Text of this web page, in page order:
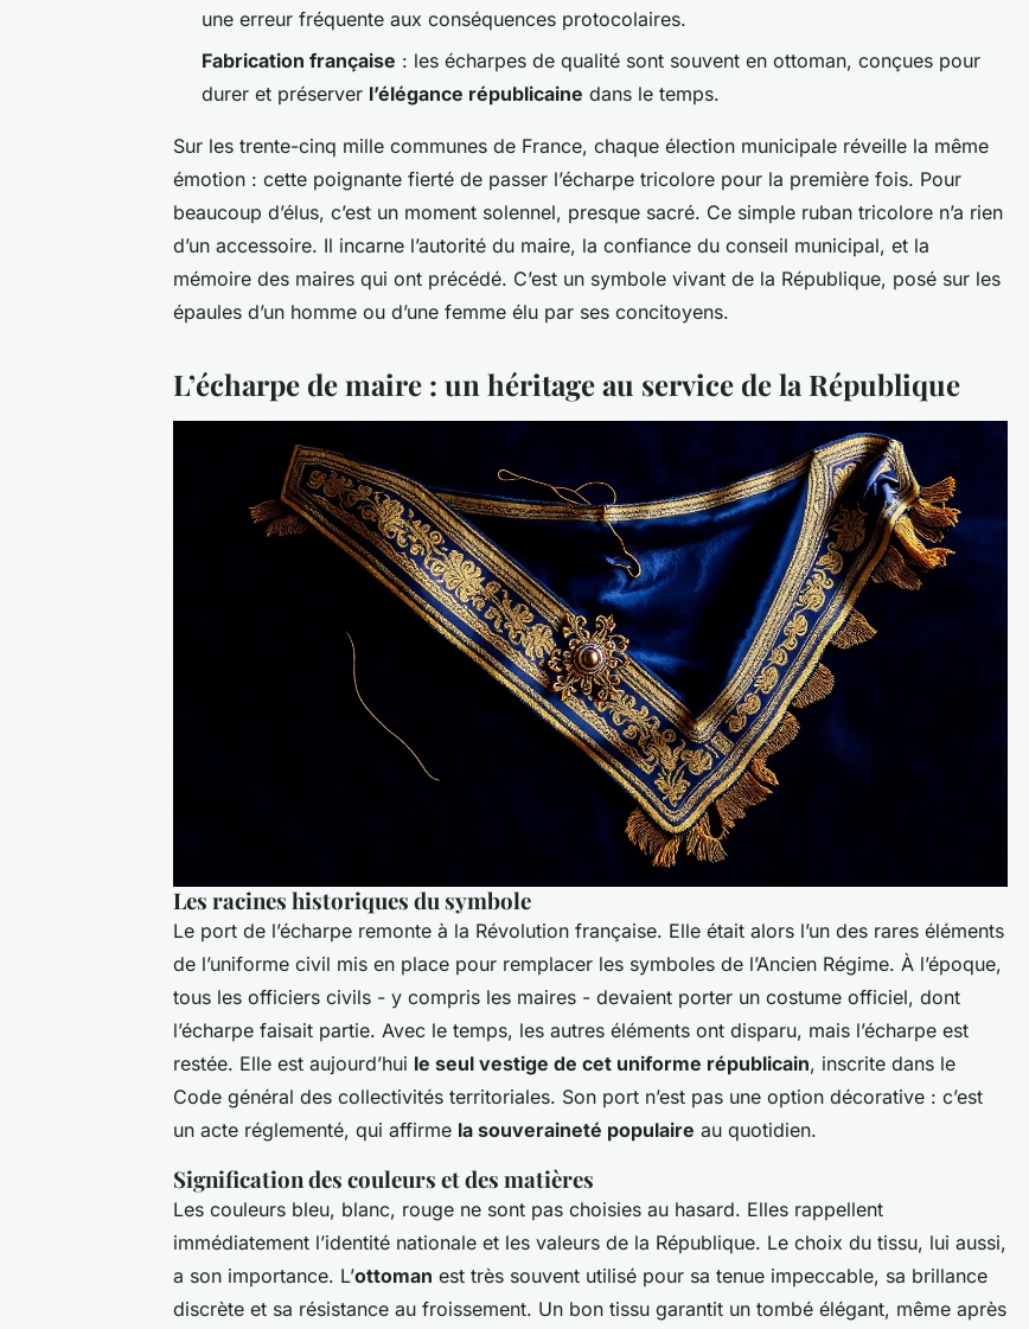
une erreur fréquente aux conséquences protocolaires.
Fabrication française : les écharpes de qualité sont souvent en ottoman, conçues pour
durer et préserver l’élégance républicaine dans le temps.
Sur les trente-cinq mille communes de France, chaque élection municipale réveille la même
émotion : cette poignante fierté de passer l’écharpe tricolore pour la première fois. Pour
beaucoup d’élus, c’est un moment solennel, presque sacré. Ce simple ruban tricolore n’a rien
d’un accessoire. Il incarne l’autorité du maire, la confiance du conseil municipal, et la
mémoire des maires qui ont précédé. C’est un symbole vivant de la République, posé sur les
épaules d’un homme ou d’une femme élu par ses concitoyens.
L’écharpe de maire : un héritage au service de la République
Les racines historiques du symbole
Le port de l’écharpe remonte à la Révolution française. Elle était alors l’un des rares éléments
de l’uniforme civil mis en place pour remplacer les symboles de l’Ancien Régime. À l’époque,
tous les officiers civils - y compris les maires - devaient porter un costume officiel, dont
l’écharpe faisait partie. Avec le temps, les autres éléments ont disparu, mais l’écharpe est
restée. Elle est aujourd’hui le seul vestige de cet uniforme républicain, inscrite dans le
Code général des collectivités territoriales. Son port n’est pas une option décorative : c’est
un acte réglementé, qui affirme la souveraineté populaire au quotidien.
Signification des couleurs et des matières
Les couleurs bleu, blanc, rouge ne sont pas choisies au hasard. Elles rappellent
immédiatement l’identité nationale et les valeurs de la République. Le choix du tissu, lui aussi,
a son importance. L’ottoman est très souvent utilisé pour sa tenue impeccable, sa brillance
discrète et sa résistance au froissement. Un bon tissu garantit un tombé élégant, même après